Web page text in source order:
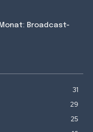
Broadcast-
31
29
25